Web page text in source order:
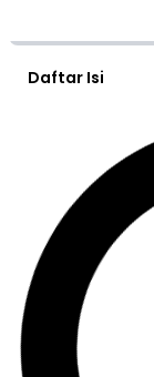
Daftar Isi